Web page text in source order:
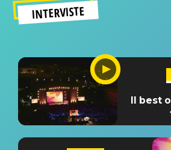
INTERVISTE
Il best